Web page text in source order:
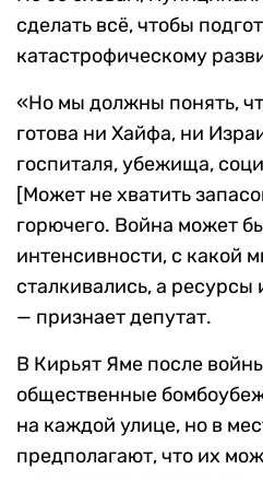
сделать всё, чтобы
катастрофическому
«Но мы должны понять,
готова ни Хайфа, ни
госпиталя, убежища,
[Может не хватить
горючего. Война может
интенсивности, с какой
сталкивались, а
— признает депутат.
В Кирьят Яме после
общественные
на каждой улице, но в
предполагают, что их